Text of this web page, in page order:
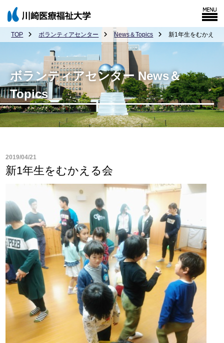
TOP ボランティアセンター News＆Topics 新1年生をむかえる
ボランティアセンター News＆
Topics
2019/04/21
新1年生をむかえる会